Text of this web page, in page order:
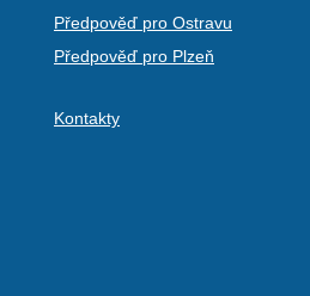
Předpověď pro Ostravu
Předpověď pro Plzeň
Kontakty